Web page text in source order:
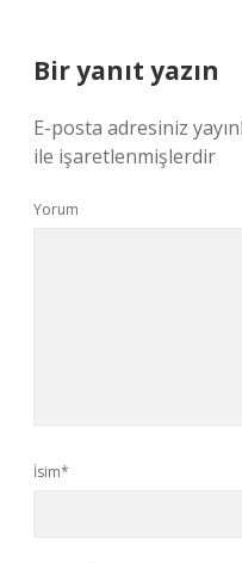
Bir yanıt yazın
E-posta adresiniz
ile işaretlenmişlerdir
Yorum
İsim*